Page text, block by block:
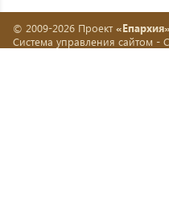
© 2009-2026 Проект
Система управления сайтом -